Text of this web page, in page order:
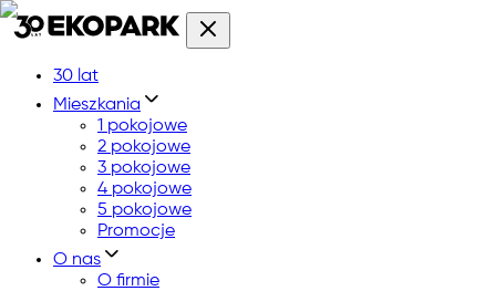
30 lat
Mieszkania
1 pokojowe
2 pokojowe
3 pokojowe
4 pokojowe
5 pokojowe
Promocje
O nas
O firmie